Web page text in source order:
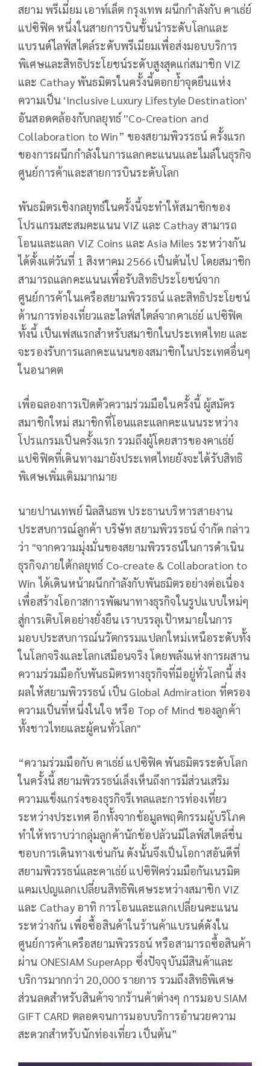
สยาม พรีเมี่ยม เอาท์เล็ต กรุงเทพ ผนึกกำลังกับ คาเธ่ย์
แปซิฟิค หนึ่งในสายการบินชั้นนำระดับโลกและ
แบรนด์ไลฟ์สไตล์ระดับพรีเมียมเพื่อส่งมอบบริการ
พิเศษและสิทธิประโยชน์ระดับสูงสุดแก่สมาชิก VIZ
และ Cathay พันธมิตรในครั้งนี้ตอกย้ำจุดยืนแห่ง
ความเป็น 'Inclusive Luxury Lifestyle Destination'
อันสอดคล้องกับกลยุทธ์ ''Co-Creation and
Collaboration to Win” ของสยามพิวรรธน์ ครั้งแรก
ของการผนึกกำลังในการแลกคะแนนและไมล์ในธุรกิจ
ศูนย์การค้าและสายการบินระดับโลก
พันธมิตรเชิงกลยุทธ์ในครั้งนี้จะทำให้สมาชิกของ
โปรแกรมสะสมคะแนน VIZ และ Cathay สามารถ
โอนและแลก VIZ Coins และ Asia Miles ระหว่างกัน
ได้ตั้งแต่วันที่ 1 สิงหาคม 2566 เป็นต้นไป โดยสมาชิก
สามารถแลกคะแนนเพื่อรับสิทธิประโยชน์จาก
ศูนย์การค้าในเครือสยามพิวรรธน์ และสิทธิประโยชน์
ด้านการท่องเที่ยวและไลฟ์สไตล์จากคาเธ่ย์ แปซิฟิค
ทั้งนี้ เป็นเฟสแรกสำหรับสมาชิกในประเทศไทย และ
จะรองรับการแลกคะแนนของสมาชิกในประเทศอื่นๆ
ในอนาคต
เพื่อฉลองการเปิดตัวความร่วมมือในครั้งนี้ ผู้สมัคร
สมาชิกใหม่ สมาชิกที่โอนและแลกคะแนนระหว่าง
โปรแกรมเป็นครั้งแรก รวมถึงผู้โดยสารของคาเธ่ย์
แปซิฟิคที่เดินทางมายังประเทศไทยยังจะได้รับสิทธิ
พิเศษเพิ่มเติมมากมาย
นายปานเทพย์ นิลสินธพ ประธานบริหารสายงาน
ประสบการณ์ลูกค้า บริษัท สยามพิวรรธน์ จำกัด กล่าว
ว่า "จากความมุ่งมั่นของสยามพิวรรธน์ในการดำเนิน
ธุรกิจภายใต้กลยุทธ์ Co-create & Collaboration to
Win ได้เดินหน้าผนึกกำลังกับพันธมิตรอย่างต่อเนื่อง
เพื่อสร้างโอกาสการพัฒนาทางธุรกิจในรูปแบบใหม่ๆ
สู่การเติบโตอย่างยั่งยืน เราบรรลุเป้าหมายในการ
มอบประสบการณ์นวัตกรรมแปลกใหม่เหนือระดับทั้ง
ในโลกจริงและโลกเสมือนจริง โดยพลังแห่งการผสาน
ความร่วมมือกับพันธมิตรทางธุรกิจที่มีอยู่ทั่วโลกนี้ ส่ง
ผลให้สยามพิวรรธน์ เป็น Global Admiration ที่ครอง
ความเป็นที่หนึ่งในใจ หรือ Top of Mind ของลูกค้า
ทั้งชาวไทยและผู้คนทั่วโลก"
“ความร่วมมือกับ คาเธ่ย์ แปซิฟิค พันธมิตรระดับโลก
ในครั้งนี้ สยามพิวรรธน์เล็งเห็นถึงการมีส่วนเสริม
ความแข็งแกร่งของธุรกิจรีเทลและการท่องเที่ยว
ระหว่างประเทศ อีกทั้งจากข้อมูลพฤติกรรมผู้บริโภค
ทำให้ทราบว่ากลุ่มลูกค้านักช้อปล้วนมีไลฟ์สไตล์ชื่น
ชอบการเดินทางเช่นกัน ดังนั้นจึงเป็นโอกาสอันดีที่
สยามพิวรรธน์และคาเธ่ย์ แปซิฟิคร่วมมือกันเนรมิต
แคมเปญแลกเปลี่ยนสิทธิพิเศษระหว่างสมาชิก VIZ
และ Cathay อาทิ การโอนและแลกเปลี่ยนคะแนน
ระหว่างกัน เพื่อซื้อสินค้าในร้านค้าแบรนด์ดังใน
ศูนย์การค้าเครือสยามพิวรรธน์ หรือสามารถซื้อสินค้า
ผ่าน ONESIAM SuperApp ซึ่งปัจจุบันมีสินค้าและ
บริการมากกว่า 20,000 รายการ รวมถึงสิทธิพิเศษ
ส่วนลดสำหรับสินค้าจากร้านค้าต่างๆ การมอบ SIAM
GIFT CARD ตลอดจนการมอบบริการอำนวยความ
สะดวกสำหรับนักท่องเที่ยว เป็นต้น”